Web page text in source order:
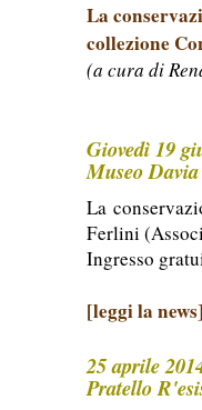
La
collezione
(a cura di
Giovedì 19
Museo
La
Ferlini
Ingresso
[leggi la
25 aprile
Pratello